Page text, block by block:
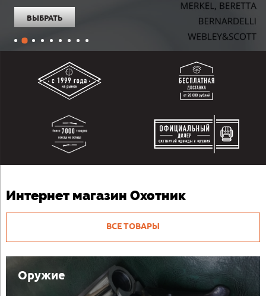
ВЫБРАТЬ
Интернет магазин Охотник
ВСЕ ТОВАРЫ
Оружие